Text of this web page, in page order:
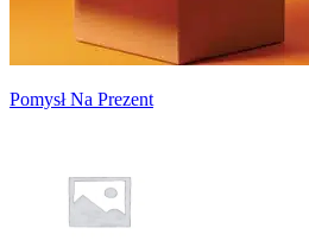
Pomysł Na Prezent